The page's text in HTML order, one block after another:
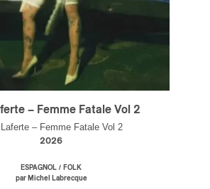
– Femme Fatale Vol 2
– Femme Fatale Vol 2
2026
ESPAGNOL / FOLK
par Michel Labrecque